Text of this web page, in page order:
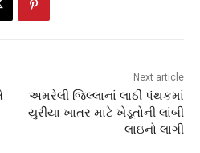
Next article
અમરેલી જિલ્લાનાં લાઠી પંથકમાં
યુરીયા ખાતર માટે ખેડૂતોની લાંબી
લાઇનો લાગી